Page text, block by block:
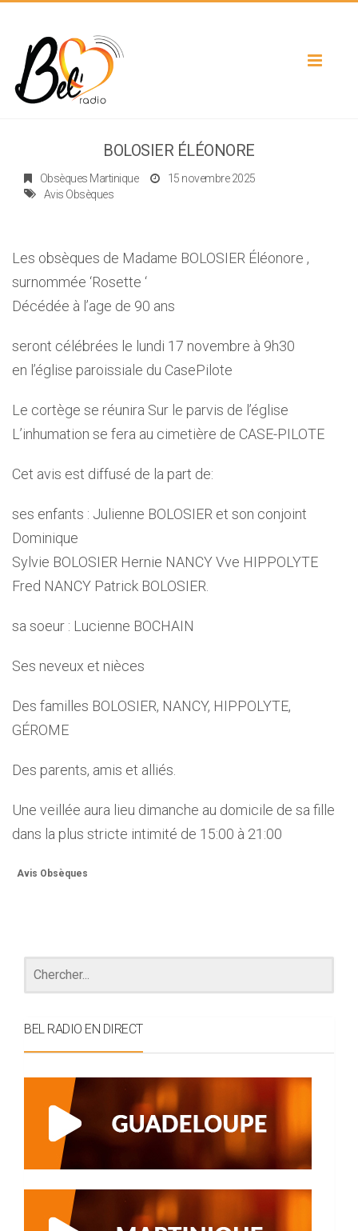
Toggle
BOLOSIER ÉLÉONORE
Obsèques Martinique
15 novembre 2025
Avis Obsèques
Les obsèques de Madame BOLOSIER Éléonore ,
surnommée ‘Rosette ‘
Décédée à l’age de 90 ans
seront célébrées le lundi 17 novembre à 9h30
en l’église paroissiale du CasePilote
Le cortège se réunira Sur le parvis de l’église
L’inhumation se fera au cimetière de CASE-PILOTE
Cet avis est diffusé de la part de:
ses enfants : Julienne BOLOSIER et son conjoint
Dominique
Sylvie BOLOSIER Hernie NANCY Vve HIPPOLYTE
Fred NANCY Patrick BOLOSIER.
sa soeur : Lucienne BOCHAIN
Ses neveux et nièces
Des familles BOLOSIER, NANCY, HIPPOLYTE,
GÉROME
Des parents, amis et alliés.
Une veillée aura lieu dimanche au domicile de sa fille
dans la plus stricte intimité de 15:00 à 21:00
Avis Obsèques
BEL RADIO EN DIRECT